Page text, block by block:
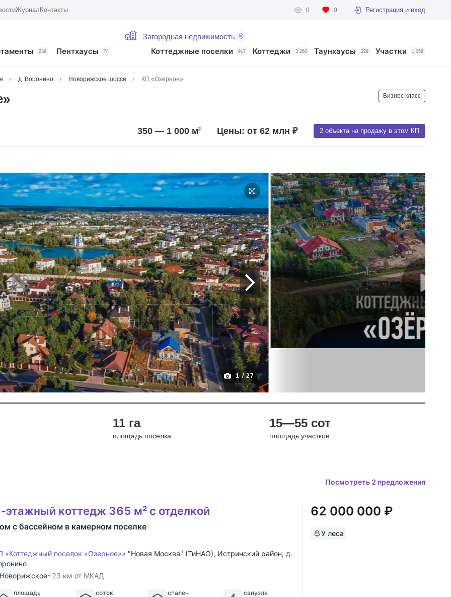
Журнал Контакты 0 0 Регистрация и вход
239 Пентхаусы 74
Загородная недвижимость
Коттеджные поселки 917 Коттеджи 3 260 Таунхаусы 229 Участки 1 058
д. Воронино Новорижское шоссе КП «Озерное»
Бизнес класс
2 объекта на продажу в этом КП
Цены: от 62 млн ₽
350 — 1 000 м2
1 /27
11 га
площадь поселка
15—55 сот
площадь участков
Посмотреть 2 предложения
этажный коттедж 365 м² с отделкой
с бассейном в камерном поселке
«Коттеджный поселок «Озерное»» "Новая Москва" (ТиНАО), Истринский район, д.
Новорижское~23 км от МКАД
площадь соток спален санузла
62 000 000 ₽
У леса